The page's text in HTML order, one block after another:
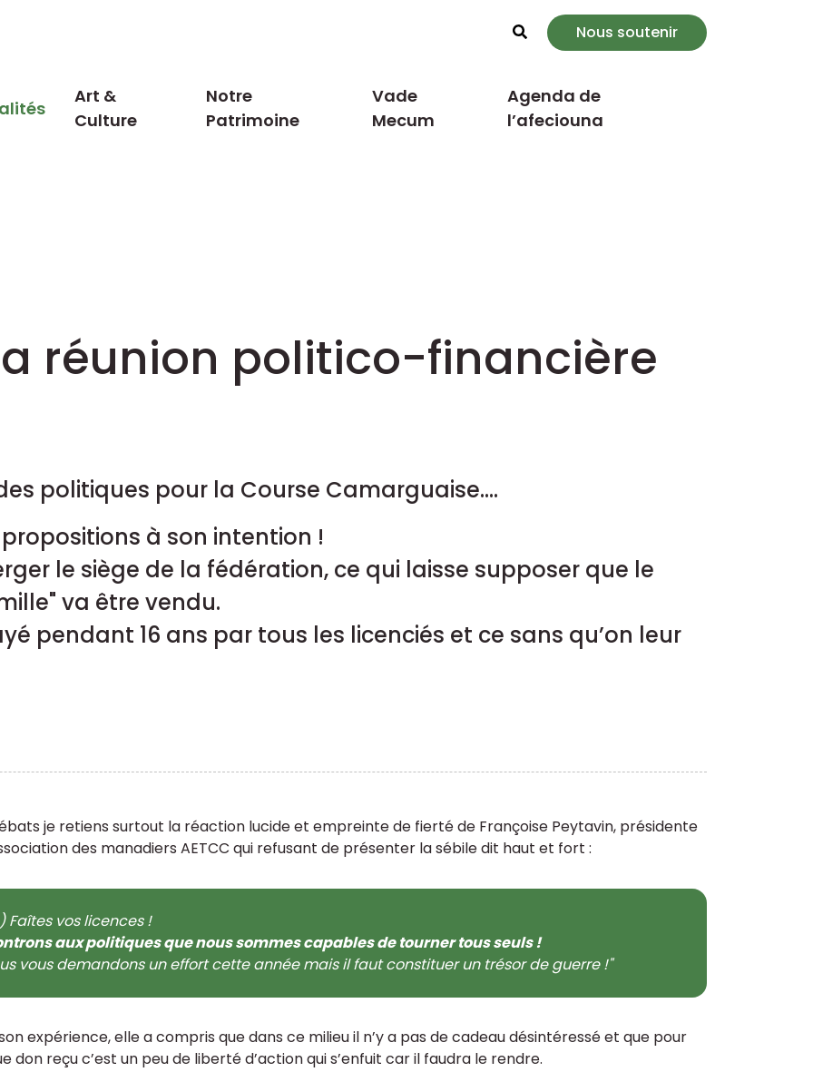
Rechercher
Nous soutenir
Art &
Culture
Notre
Patrimoine
Vade
Mecum
Agenda de
l’afeciouna
réunion politico-financière
politiques pour la Course Camarguaise....
à son intention !
le siège de la fédération, ce qui laisse supposer que le
va être vendu.
pendant 16 ans par tous les licenciés et ce sans qu’on leur
je retiens surtout la réaction lucide et empreinte de fierté de Françoise Peytavin, présidente
des manadiers AETCC qui refusant de présenter la sébile dit haut et fort :
Faîtes vos licences !
aux politiques que nous sommes capables de tourner tous seuls !
vous demandons un effort cette année mais il faut constituer un trésor de guerre !"
expérience, elle a compris que dans ce milieu il n’y a pas de cadeau désintéressé et que pour
don reçu c’est un peu de liberté d’action qui s’enfuit car il faudra le rendre.